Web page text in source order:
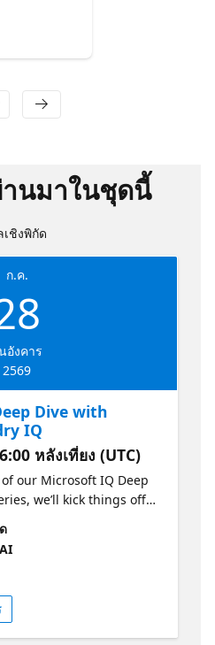
นมาในชุดนี้
เชิงพิกัด
ก.ค.
อังคาร
2569
Dive with
IQ
หลังเที่ยง (UTC)
our Microsoft IQ Deep
we’ll kick things off
to the Microsoft IQ
IQ, Fabric IQ, and
a deeper look at
Search), exploring how
work with
and organizational
knowledge base and